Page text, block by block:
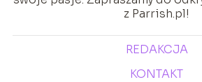
z Parrish.pl!
REDAKCJA
KONTAKT